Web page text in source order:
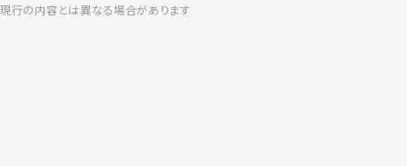
現行の内容とは異なる場合があります